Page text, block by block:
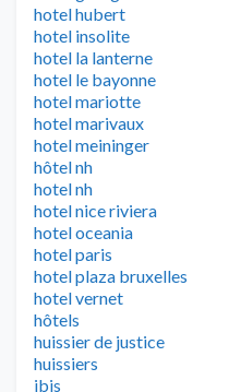
hotel hubert
hotel insolite
hotel la lanterne
hotel le bayonne
hotel mariotte
hotel marivaux
hotel meininger
hôtel nh
hotel nh
hotel nice riviera
hotel oceania
hotel paris
hotel plaza bruxelles
hotel vernet
hôtels
huissier de justice
huissiers
ibis